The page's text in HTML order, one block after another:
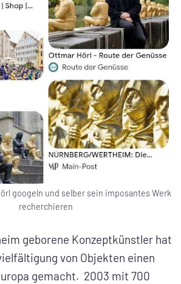
googeln und selber sein imposantes Werk
recherchieren
geborene Konzeptkünstler hat
von Objekten einen
gemacht. 2003 mit 700